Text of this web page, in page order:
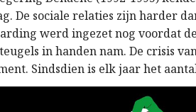
De sociale relaties zijn harder
werd ingezet nog voordat
in handen nam. De crisis
Sindsdien is elk jaar het